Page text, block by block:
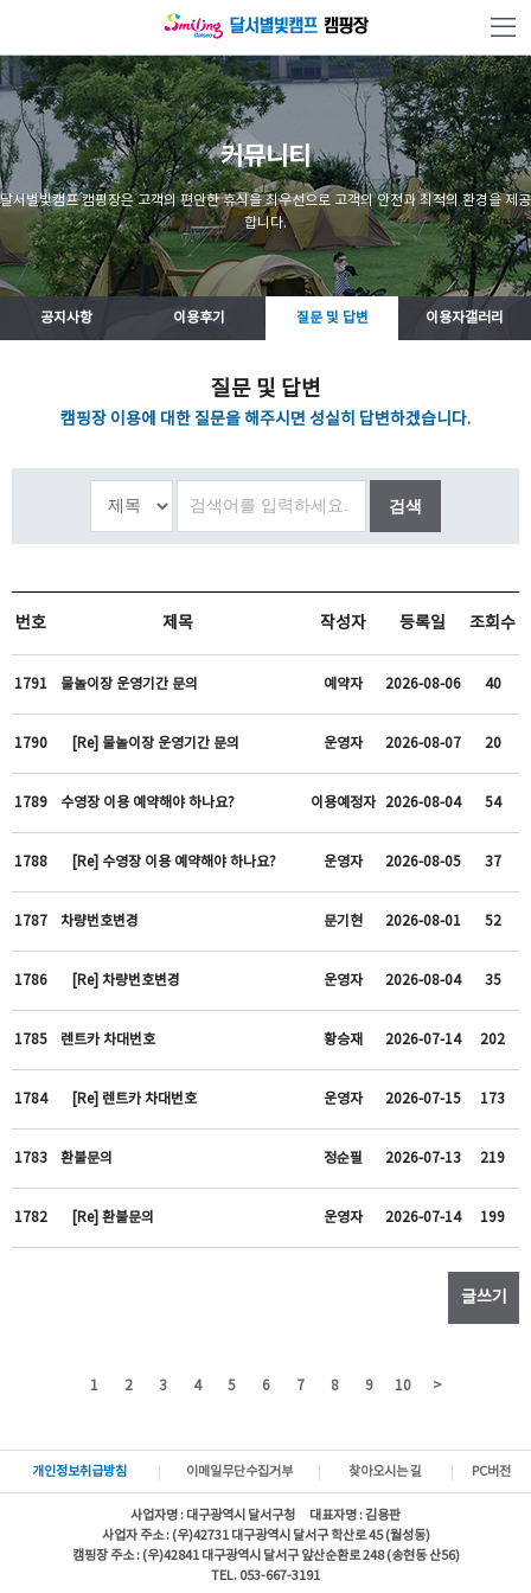
커뮤니티
달서별빛캠프 캠핑장은 고객의 편안한 휴식을 최우선으로 고객의 안전과 최적의 환경을 제공
합니다.
공지사항 이용후기 질문 및 답변 이용자갤러리
질문 및 답변
캠핑장 이용에 대한 질문을 해주시면 성실히 답변하겠습니다.
검색
번호 제목 작성자 등록일 조회수
1791 물놀이장 운영기간 문의 예약자 2026-08-06 40
1790 [Re] 물놀이장 운영기간 문의 운영자 2026-08-07 20
1789 수영장 이용 예약해야 하나요? 이용예정자 2026-08-04 54
1788 [Re] 수영장 이용 예약해야 하나요? 운영자 2026-08-05 37
1787 차량번호변경 문기현 2026-08-01 52
1786 [Re] 차량번호변경 운영자 2026-08-04 35
1785 렌트카 차대번호 황승재 2026-07-14 202
1784 [Re] 렌트카 차대번호 운영자 2026-07-15 173
1783 환불문의 정순필 2026-07-13 219
1782 [Re] 환불문의 운영자 2026-07-14 199
글쓰기
1 2 3 4 5 6 7 8 9 10 >
개인정보취급방침 이메일무단수집거부 찾아오시는 길 PC버전
사업자명 : 대구광역시 달서구청 대표자명 : 김용판
사업자 주소 : (우)42731 대구광역시 달서구 학산로 45 (월성동)
캠핑장 주소 : (우)42841 대구광역시 달서구 앞산순환로 248 (송현동 산56)
TEL. 053-667-3191